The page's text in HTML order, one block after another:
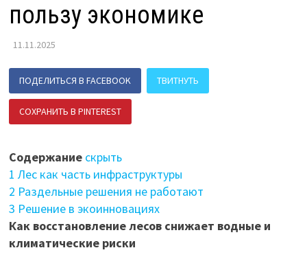
пользу экономике
11.11.2025
ПОДЕЛИТЬСЯ В FACEBOOK ТВИТНУТЬ
СОХРАНИТЬ В PINTEREST
Содержание скрыть
1 Лес как часть инфраструктуры
2 Раздельные решения не работают
3 Решение в экоинновациях
Как восстановление лесов снижает водные и
климатические риски